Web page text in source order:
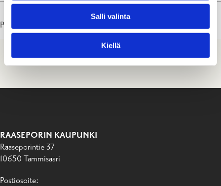
Salli valinta
Kiellä
Päivitetty: 10.06.25
RAASEPORIN KAUPUNKI
Raaseporintie 37
10650 Tammisaari
Postiosoite: